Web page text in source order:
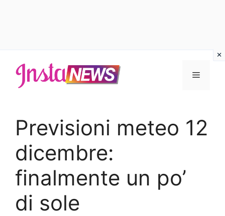
contenuto
Menu
Previsioni meteo 12
dicembre:
finalmente un po’
di sole